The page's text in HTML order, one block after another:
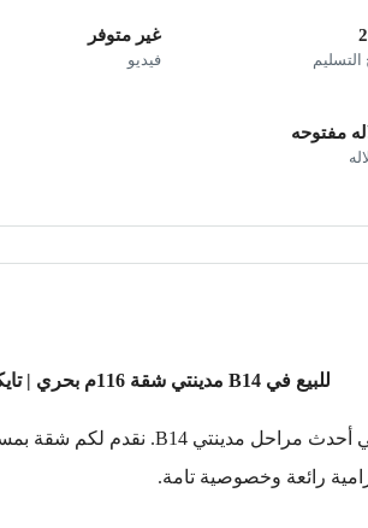
التسليم
غير متوفر
فيديو
مفتوحه
للبيع في B14 مدينتي شقة 116م بحري | تايكون العقاري
رائعة وخصوصية تامة.